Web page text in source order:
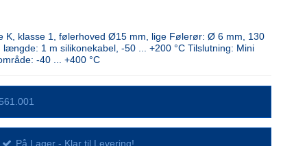
K, klasse 1, følerhoved Ø15 mm, lige Følerør: Ø 6 mm, 130
længde: 1 m silikonekabel, -50 ... +200 °C Tilslutning: Mini
-40 ... +400 °C
561.001
På Lager - Klar til Levering!